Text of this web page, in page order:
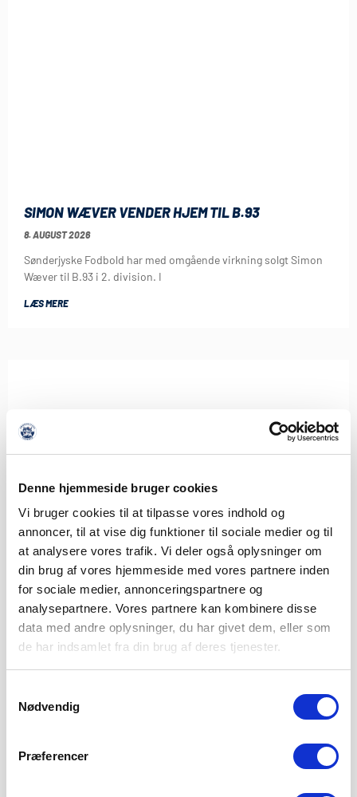
Denne hjemmeside bruger cookies
Vi bruger cookies til at tilpasse vores indhold og
annoncer, til at vise dig funktioner til sociale medier og til
at analysere vores trafik. Vi deler også oplysninger om
din brug af vores hjemmeside med vores partnere inden
for sociale medier, annonceringspartnere og
analysepartnere. Vores partnere kan kombinere disse
data med andre oplysninger, du har givet dem, eller som
de har indsamlet fra din brug af deres tjenester.
Nødvendig
Præferencer
SIMON WÆVER VENDER HJEM TIL B.93
8. AUGUST 2026
Sønderjyske Fodbold har med omgående virkning solgt Simon
Wæver til B.93 i 2. division. I
LÆS MERE